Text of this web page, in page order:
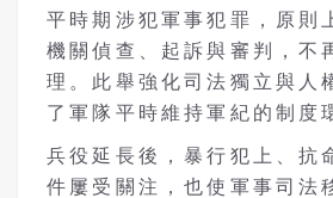
平時期涉犯軍事犯罪，原則
機關偵查、起訴與審判，不
理。此舉強化司法獨立與人
了軍隊平時維持軍紀的制度
兵役延長後，暴行犯上、抗
件屢受關注，也使軍事司法